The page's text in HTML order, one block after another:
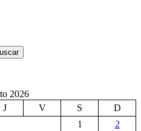
2026
J V S
D
1
2